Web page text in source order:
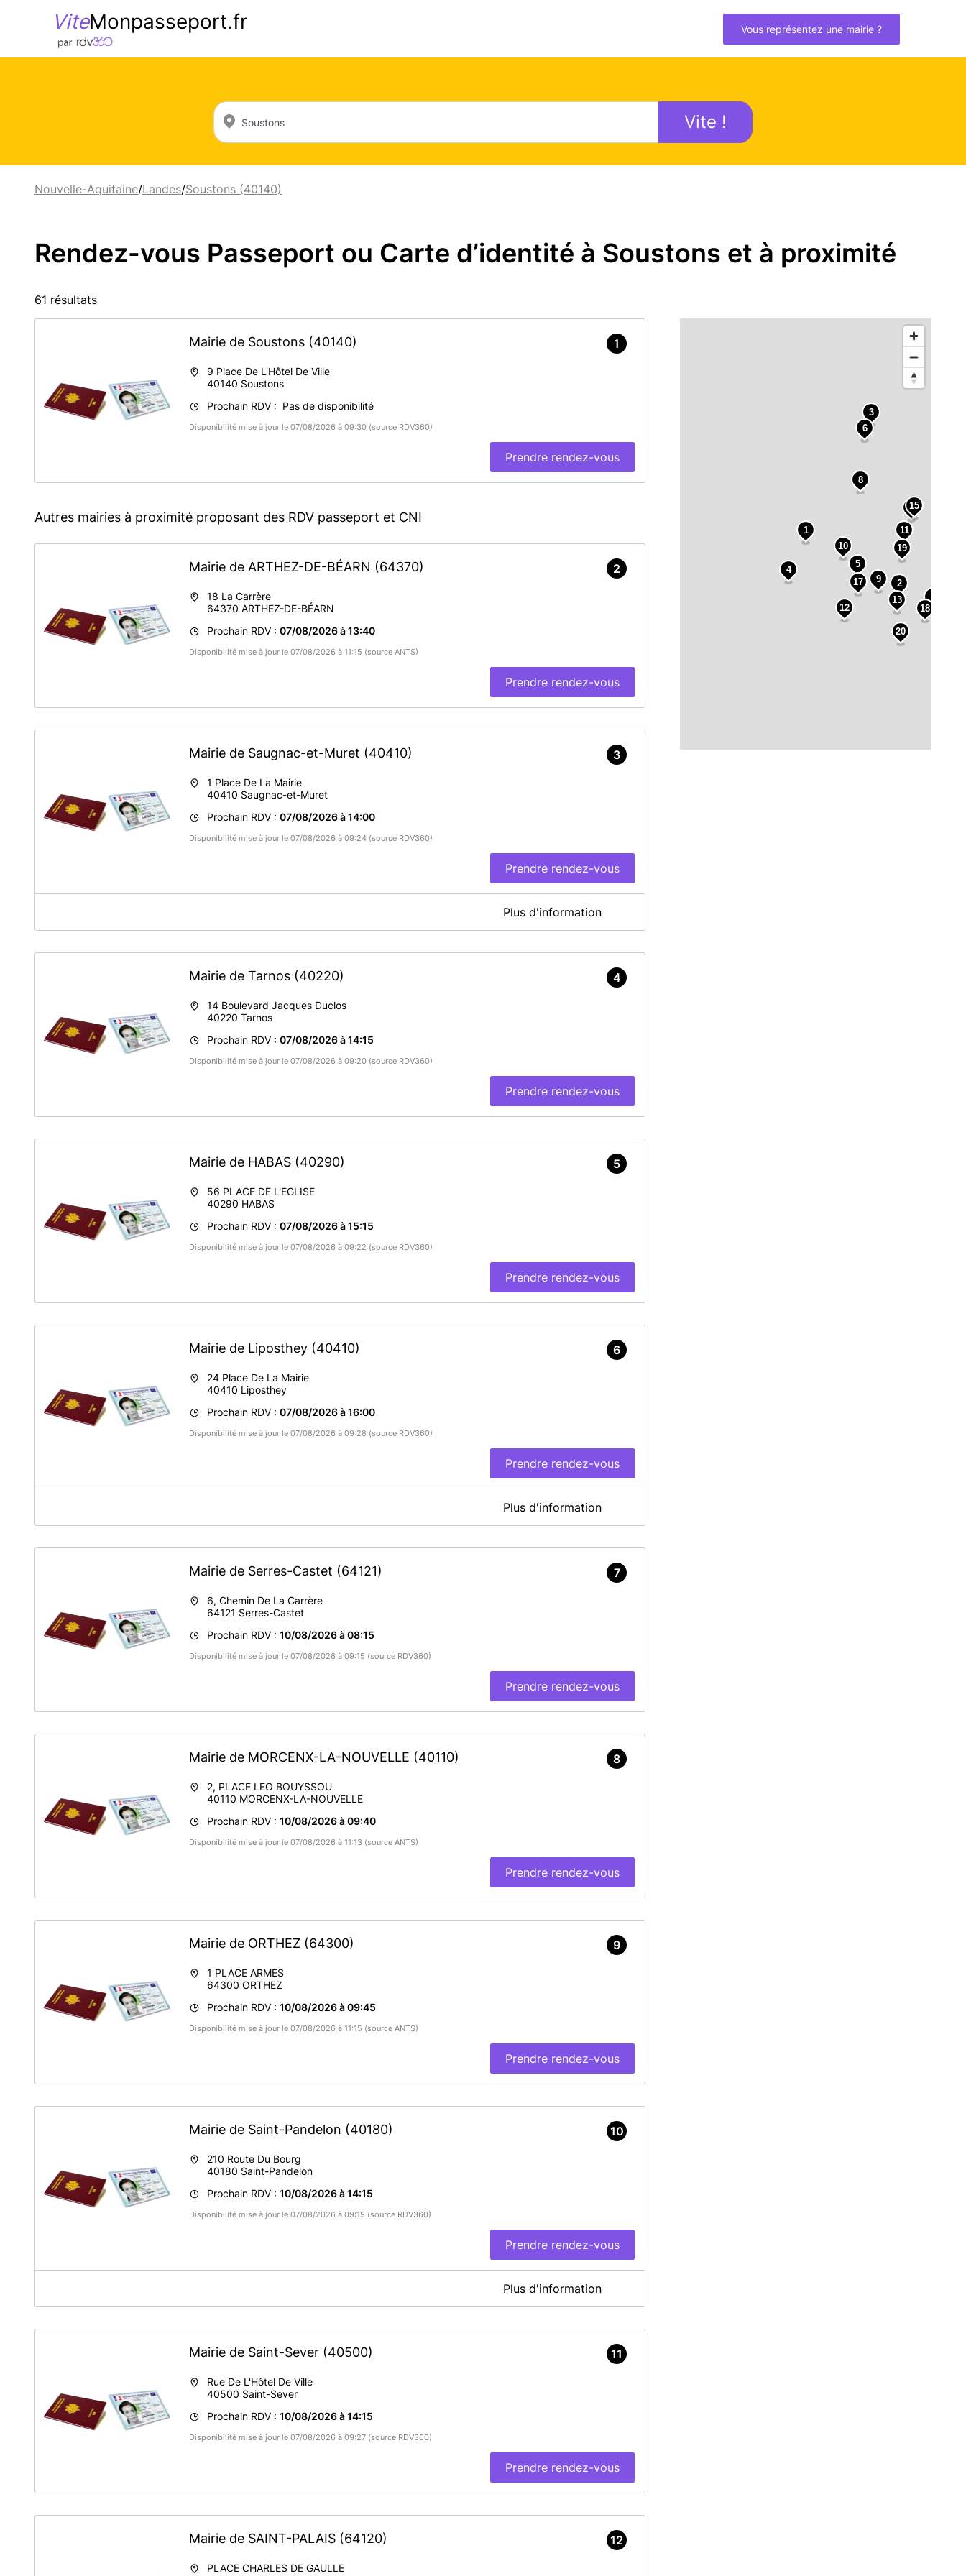
ViteMonpasseport.fr Vous représentez une mairie ?
Vite !
Nouvelle-Aquitaine/Landes/Soustons (40140)
Rendez-vous Passeport ou Carte d’identité à Soustons et à proximité
61 résultats
Mairie de Soustons (40140)
9 Place De L'Hôtel De Ville
40140 Soustons
Prochain RDV : Pas de disponibilité
Disponibilité mise à jour le 07/08/2026 à 09:30 (source RDV360)
Prendre rendez-vous
1
Autres mairies à proximité proposant des RDV passeport et CNI
Mairie de ARTHEZ-DE-BÉARN (64370)
18 La Carrère
64370 ARTHEZ-DE-BÉARN
Prochain RDV : 07/08/2026 à 13:40
Disponibilité mise à jour le 07/08/2026 à 11:15 (source ANTS)
Prendre rendez-vous
2
Mairie de Saugnac-et-Muret (40410)
1 Place De La Mairie
40410 Saugnac-et-Muret
Prochain RDV : 07/08/2026 à 14:00
Disponibilité mise à jour le 07/08/2026 à 09:24 (source RDV360)
Prendre rendez-vous
3
En savoir plus
Plus d'information
Mairie de Tarnos (40220)
14 Boulevard Jacques Duclos
40220 Tarnos
Prochain RDV : 07/08/2026 à 14:15
Disponibilité mise à jour le 07/08/2026 à 09:20 (source RDV360)
Prendre rendez-vous
4
Mairie de HABAS (40290)
56 PLACE DE L'EGLISE
40290 HABAS
Prochain RDV : 07/08/2026 à 15:15
Disponibilité mise à jour le 07/08/2026 à 09:22 (source RDV360)
Prendre rendez-vous
5
Mairie de Liposthey (40410)
24 Place De La Mairie
40410 Liposthey
Prochain RDV : 07/08/2026 à 16:00
Disponibilité mise à jour le 07/08/2026 à 09:28 (source RDV360)
Prendre rendez-vous
6
40410 Liposthey
En savoir plus
Plus d'information
Mairie de Serres-Castet (64121)
6, Chemin De La Carrère
64121 Serres-Castet
Prochain RDV : 10/08/2026 à 08:15
Disponibilité mise à jour le 07/08/2026 à 09:15 (source RDV360)
Prendre rendez-vous
7
Mairie de MORCENX-LA-NOUVELLE (40110)
2, PLACE LEO BOUYSSOU
40110 MORCENX-LA-NOUVELLE
Prochain RDV : 10/08/2026 à 09:40
Disponibilité mise à jour le 07/08/2026 à 11:13 (source ANTS)
Prendre rendez-vous
8
Mairie de ORTHEZ (64300)
1 PLACE ARMES
64300 ORTHEZ
Prochain RDV : 10/08/2026 à 09:45
Disponibilité mise à jour le 07/08/2026 à 11:15 (source ANTS)
Prendre rendez-vous
9
Mairie de Saint-Pandelon (40180)
210 Route Du Bourg
40180 Saint-Pandelon
Prochain RDV : 10/08/2026 à 14:15
Disponibilité mise à jour le 07/08/2026 à 09:19 (source RDV360)
Prendre rendez-vous
10
Nous vous remercions de patienter pour la réception de cet e-mail ne pas renouveler inutilement votre demande de
Plus d'information
Mairie de Saint-Sever (40500)
Rue De L'Hôtel De Ville
40500 Saint-Sever
Prochain RDV : 10/08/2026 à 14:15
Disponibilité mise à jour le 07/08/2026 à 09:27 (source RDV360)
Prendre rendez-vous
11
Mairie de SAINT-PALAIS (64120)
PLACE CHARLES DE GAULLE
12
1
2
3
4
5
6
7
8
9
10
11
12
13
14
15
17
18
19
20